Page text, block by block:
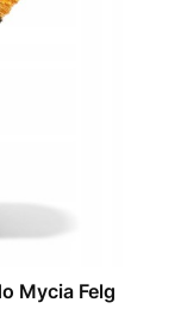
Mycia Felg